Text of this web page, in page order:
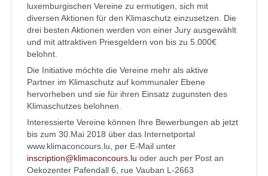
luxemburgischen Vereine zu ermutigen, sich mit
diversen Aktionen für den Klimaschutz einzusetzen. Die
drei besten Aktionen werden von einer Jury ausgewählt
und mit attraktiven Priesgeldern von bis zu 5.000€
belohnt.
Die Initiative möchte die Vereine mehr als aktive
Partner im Klimaschutz auf kommunaler Ebene
hervorheben und sie für ihren Einsatz zugunsten des
Klimaschutzes belohnen.
Interessierte Vereine können Ihre Bewerbungen ab jetzt
bis zum 30.Mai 2018 über das Internetportal
www.klimaconcours.lu, per E-Mail unter
inscription@klimaconcours.lu oder auch per Post an
Oekozenter Pafendall 6, rue Vauban L-2663